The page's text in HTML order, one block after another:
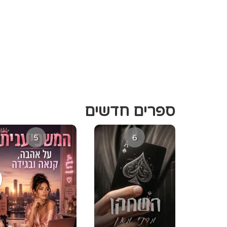
ספרים חדשים
5 6